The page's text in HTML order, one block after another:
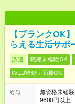
【ブランクOK
らえる生活サポ
派遣 職種未経験OK
WEB登録・面接OK
給与
無資格未経
9600円以上